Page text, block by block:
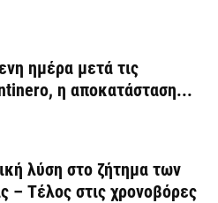
ημέρα μετά τις
η αποκατάσταση...
λύση στο ζήτημα των
– Τέλος στις χρονοβόρες